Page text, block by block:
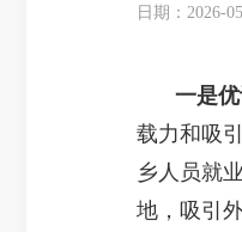
日期：2026-
一是优
载力和吸引
乡人员就
地，吸引